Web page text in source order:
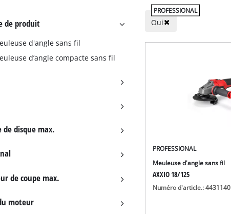
de produit
d'angle sans fil
d’angle compacte sans fil
de disque max.
de coupe max.
moteur
PROFESSIONAL
Oui
PROFESSIONAL
Meuleuse d'angle sans fil
AXXIO 18/125
Numéro d'article.: 4431140